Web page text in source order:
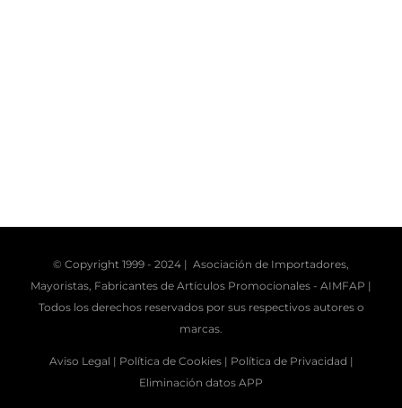
© Copyright 1999 - 2024 | Asociación de Importadores,
Mayoristas, Fabricantes de Artículos Promocionales - AIMFAP |
Todos los derechos reservados por sus respectivos autores o
marcas.
Aviso Legal | Política de Cookies | Política de Privacidad |
Eliminación datos APP